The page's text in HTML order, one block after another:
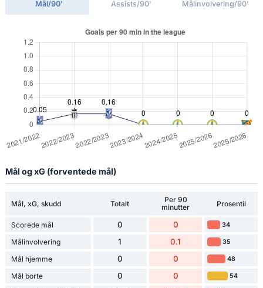
Mål/90' Assists/90' Målinvolvering/90'
Mål og xG (forventede mål)
Mål, xG, skudd Totalt
Per 90
minutter
Prosentil
Scorede mål 0 0 34
Målinvolvering 1 0.1 35
Mål hjemme 0 0 48
Mål borte 0 0 54